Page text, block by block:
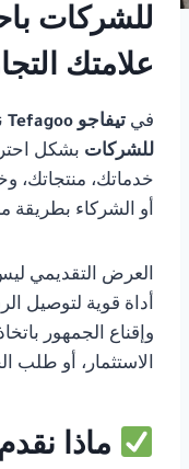
للشركات
علامتك
في تيفاجو Tefagoo
للشركات بشكل
خدماتك، منتجاتك،
أو الشركاء بطريقة
أداة قوية لتوصيل
وإقناع الجمهور
الاستثمار، أو طلب
ماذا